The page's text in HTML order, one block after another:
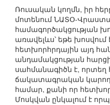
Ռուսական կողմն, իր
մոտենում ՆԱՏՕ-
համագործակցության
առավելևս՝ եթե խոսվում
հետխորհրդային այդ
անդամակցության
սահմանագիծն է, որտեղ
ճակատագրական կարող
համար, քանի որ
Մոսկվան ընկալում է